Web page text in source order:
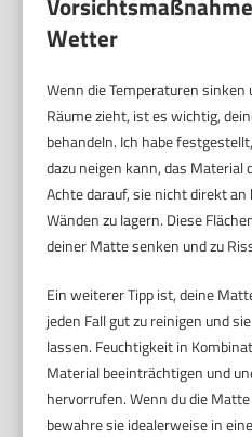
Wetter
Wenn die Temperaturen
Räume zieht, ist es wichtig,
behandeln. Ich habe
dazu neigen kann, das Material
Achte darauf, sie nicht direkt
Wänden zu lagern. Diese
deiner Matte senken und zu
Ein weiterer Tipp ist, deine
jeden Fall gut zu reinigen und
lassen. Feuchtigkeit in
Material beeinträchtigen und
hervorrufen. Wenn du die
bewahre sie idealerweise in